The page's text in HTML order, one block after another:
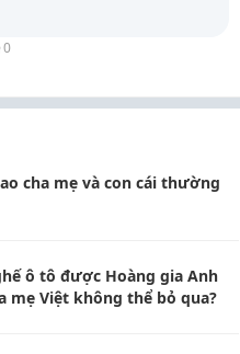
0
cha mẹ và con cái thường
ô tô được Hoàng gia Anh
mẹ Việt không thể bỏ qua?